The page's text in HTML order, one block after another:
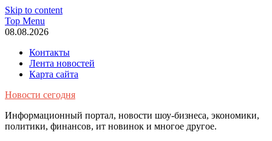
Skip to content
Top Menu
08.08.2026
Контакты
Лента новостей
Карта сайта
Новости сегодня
Информационный портал, новости шоу-бизнеса, экономики,
политики, финансов, ит новинок и многое другое.